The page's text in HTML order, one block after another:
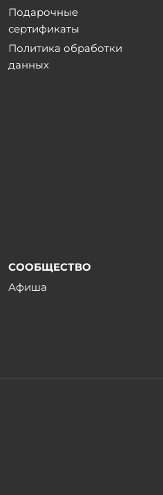
Подарочные
сертификаты
Политика обработки
данных
СООБЩЕСТВО
Афиша